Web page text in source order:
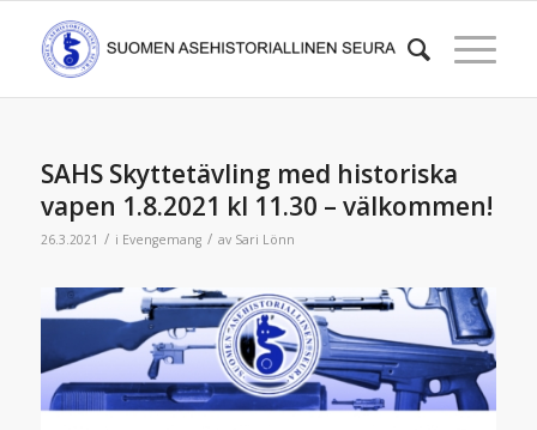
SAHS Skyttetävling med historiska
vapen 1.8.2021 kl 11.30 – välkommen!
26.3.2021 / i Evengemang / av Sari Lönn